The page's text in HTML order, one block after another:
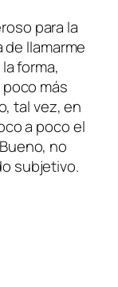
para la
llamarme
forma,
más
tal vez, en
a poco el
no
subjetivo.